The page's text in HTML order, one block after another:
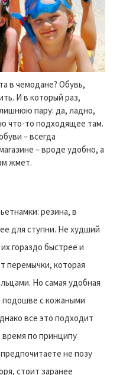
в чемодане? Обувь,
И в который раз,
пару: да, ладно,
что-то подходящее там.
– всегда
– вроде удобно, а
жмет.
резина, в
для ступни. Не худший
гораздо быстрее и
перемычки, которая
Но самая удобная
подошве с кожаными
все это подходит
по принципу
не позу
стоит заранее